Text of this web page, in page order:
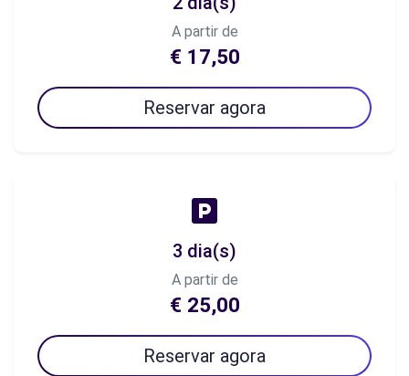
A partir de
€ 17,50
Reservar agora
3 dia(s)
A partir de
€ 25,00
Reservar agora